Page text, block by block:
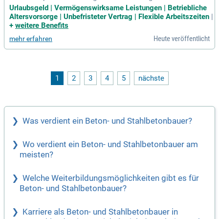
rn unser Leistungsspektrum erheblich. Mit über 100 Millione
n Euro Jahresumsatz zeigen wir starke Marktposition. Die E
rfahrung unserer Mitarbeiter sichert die erfolgreiche Umsetz
osef Hebel, prägt unsere Unternehmenskultur und stärkt da
s Vertrauen. Unsere langjährigen Mitarbeiter sind der Schlüs
en mit Auftraggebern fördern wir regionales Wachstum und
stärken unsere Gemeinschaft.
Urlaubsgeld | Vermögenswirksame Leistungen | Betriebliche
Altersvorsorge | Unbefristeter Vertrag | Flexible Arbeitszeiten |
+ weitere Benefits
mehr erfahren Heute veröffentlicht
1 2 3 4 5 nächste
Was verdient ein Beton- und Stahlbetonbauer?
Wo verdient ein Beton- und Stahlbetonbauer am
meisten?
Welche Weiterbildungsmöglichkeiten gibt es für
Beton- und Stahlbetonbauer?
Karriere als Beton- und Stahlbetonbauer in